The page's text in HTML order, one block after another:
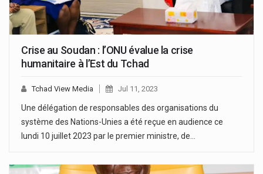
Crise au Soudan : l’ONU évalue la crise
humanitaire à l’Est du Tchad
Tchad View Media Jul 11, 2023
Une délégation de responsables des organisations du
système des Nations-Unies a été reçue en audience ce
lundi 10 juillet 2023 par le premier ministre, de…